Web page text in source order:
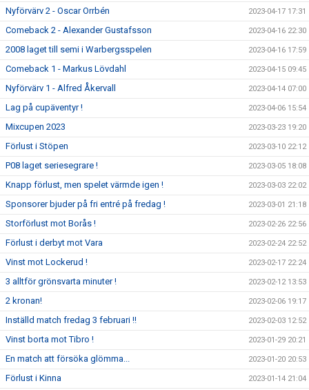
Nyförvärv 2 - Oscar Orrbén 2023-04-17 17:31
Comeback 2 - Alexander Gustafsson 2023-04-16 22:30
2008 laget till semi i Warbergsspelen 2023-04-16 17:59
Comeback 1 - Markus Lövdahl 2023-04-15 09:45
Nyförvärv 1 - Alfred Åkervall 2023-04-14 07:00
Lag på cupäventyr ! 2023-04-06 15:54
Mixcupen 2023 2023-03-23 19:20
Förlust i Stöpen 2023-03-10 22:12
P08 laget seriesegrare ! 2023-03-05 18:08
Knapp förlust, men spelet värmde igen ! 2023-03-03 22:02
Sponsorer bjuder på fri entré på fredag ! 2023-03-01 21:18
Storförlust mot Borås ! 2023-02-26 22:56
Förlust i derbyt mot Vara 2023-02-24 22:52
Vinst mot Lockerud ! 2023-02-17 22:24
3 alltför grönsvarta minuter ! 2023-02-12 13:53
2 kronan! 2023-02-06 19:17
Inställd match fredag 3 februari !! 2023-02-03 12:52
Vinst borta mot Tibro ! 2023-01-29 20:21
En match att försöka glömma... 2023-01-20 20:53
Förlust i Kinna 2023-01-14 21:04